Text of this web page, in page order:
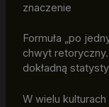
znaczenie
Formuła „po
chwyt
dokładną
W wielu